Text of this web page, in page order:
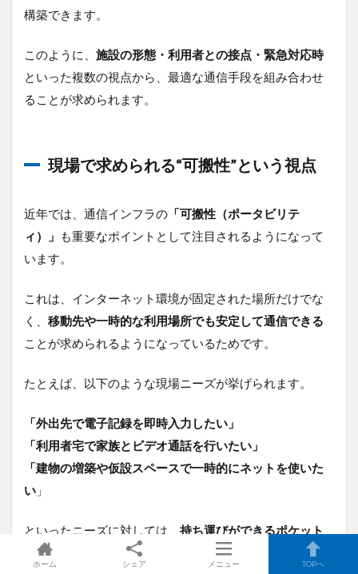
構築できます。
このように、 施設の形態・利用者との接点・緊急対応時
といった複数の視点から、最適な通信手段を組み合わせ
ることが求められます。
現場で求められる“可搬性”という視点
近年では、通信インフラの 「可搬性（ポータビリテ
ィ）」 も重要なポイントとして注目されるようになって
います。
これは、インターネット環境が固定された場所だけでな
く、 移動先や一時的な利用場所でも安定して通信できる
ことが求められるようになっているためです。
たとえば、以下のような現場ニーズが挙げられます。
「外出先で電子記録を即時入力したい」
「利用者宅で家族とビデオ通話を行いたい」
「建物の増築や仮設スペースで一時的にネットを使いた
い 」
といったニーズに対しては、 持ち運びができるポケット
Wi-FiやSIM端末等が有効
になります。
ホーム シェア メニュー TOPへ